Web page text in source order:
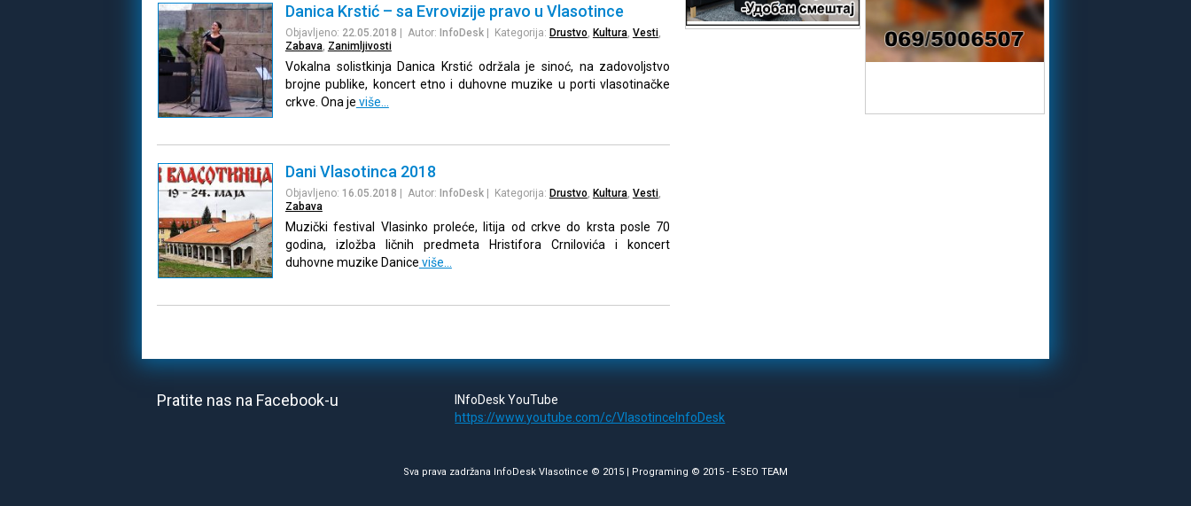
Danica Krstić – sa Evrovizije pravo u Vlasotince
Objavljeno: 22.05.2018 | Autor: InfoDesk| Kategorija: Drustvo, Kultura, Vesti,
Zabava, Zanimljivosti
Vokalna solistkinja Danica Krstić održala je sinoć, na zadovoljstvo
brojne publike, koncert etno i duhovne muzike u porti vlasotinačke
crkve. Ona je više…
Dani Vlasotinca 2018
Objavljeno: 16.05.2018 | Autor: InfoDesk| Kategorija: Drustvo, Kultura, Vesti,
Zabava
Muzički festival Vlasinko proleće, litija od crkve do krsta posle 70
godina, izložba ličnih predmeta Hristifora Crnilovića i koncert
duhovne muzike Danice više…
Pratite nas na Facebook-u
INfoDesk YouTube
https://www.youtube.com/c/VlasotinceInfoDesk
Sva prava zadržana InfoDesk Vlasotince © 2015 | Programing © 2015 - E-SEO TEAM